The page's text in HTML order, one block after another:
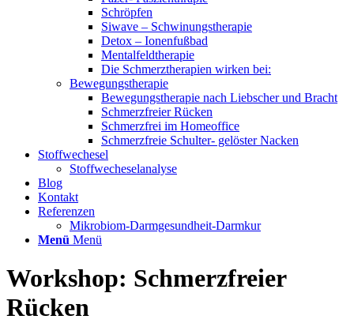
Schröpfen
Siwave – Schwinungstherapie
Detox – Ionenfußbad
Mentalfeldtherapie
Die Schmerztherapien wirken bei:
Bewegungstherapie
Bewegungstherapie nach Liebscher und Bracht
Schmerzfreier Rücken
Schmerzfrei im Homeoffice
Schmerzfreie Schulter- gelöster Nacken
Stoffwechesel
Stoffwecheselanalyse
Blog
Kontakt
Referenzen
Mikrobiom-Darmgesundheit-Darmkur
Menü Menü
Workshop: Schmerzfreier
Rücken